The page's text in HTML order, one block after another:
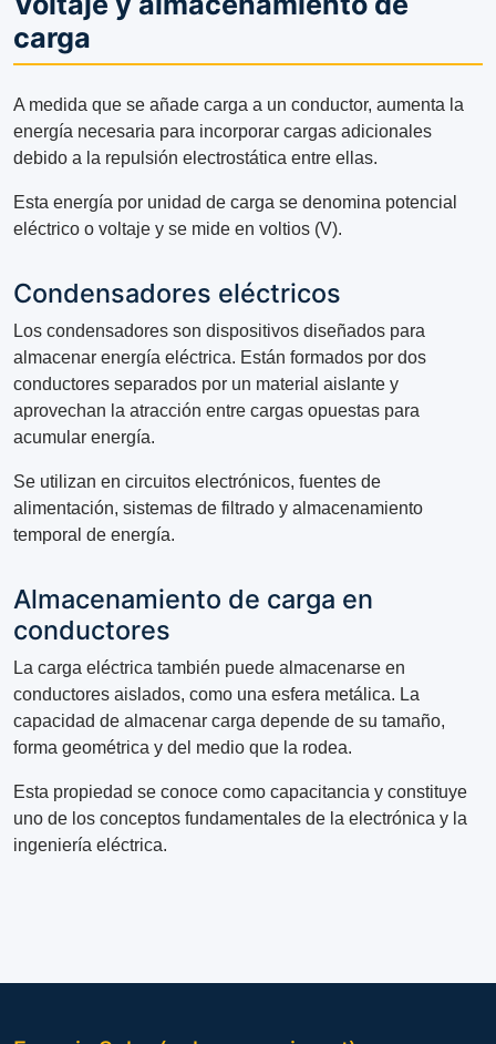
carga
A medida que se añade carga a un conductor, aumenta la
energía necesaria para incorporar cargas adicionales
debido a la repulsión electrostática entre ellas.
Esta energía por unidad de carga se denomina potencial
eléctrico o voltaje y se mide en voltios (V).
Condensadores eléctricos
Los condensadores son dispositivos diseñados para
almacenar energía eléctrica. Están formados por dos
conductores separados por un material aislante y
aprovechan la atracción entre cargas opuestas para
acumular energía.
Se utilizan en circuitos electrónicos, fuentes de
alimentación, sistemas de filtrado y almacenamiento
temporal de energía.
Almacenamiento de carga en
conductores
La carga eléctrica también puede almacenarse en
conductores aislados, como una esfera metálica. La
capacidad de almacenar carga depende de su tamaño,
forma geométrica y del medio que la rodea.
Esta propiedad se conoce como capacitancia y constituye
uno de los conceptos fundamentales de la electrónica y la
ingeniería eléctrica.